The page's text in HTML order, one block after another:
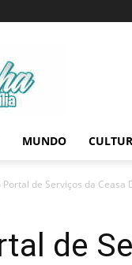
MUNDO
Portal de Serviços da Ceasa
de